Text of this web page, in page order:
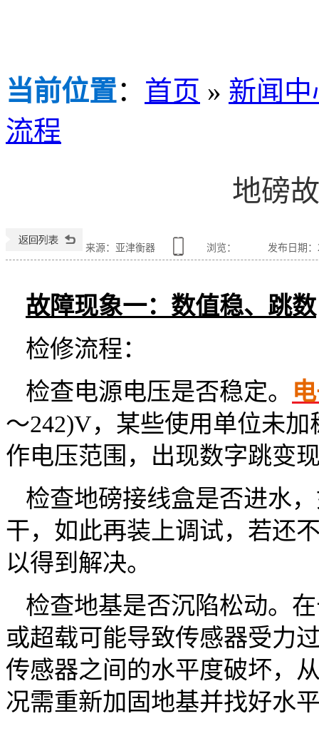
当前位置： 首页 » 新闻中
流程
地磅
来源：亚津衡器 浏览： 发布日期：
故障现象一：数值稳、跳数
检修流程：
检查电源电压是否稳定。
～242)V，某些使用单位未
作电压范围，出现数字跳变
检查地磅接线盒是否进水
干，如此再装上调试，若还
以得到解决。
检查地基是否沉陷松动。
或超载可能导致传感器受力
传感器之间的水平度破坏，
况需重新加固地基并找好水